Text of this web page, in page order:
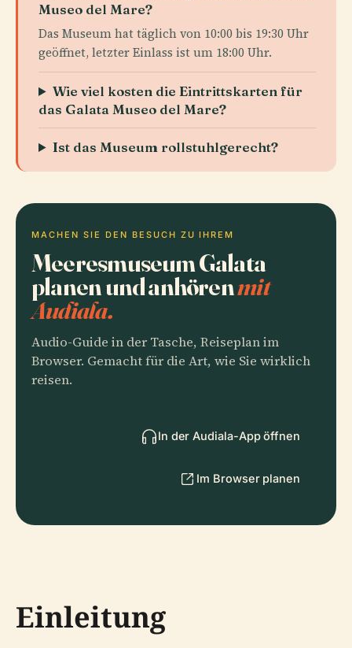
Museo del Mare?
Das Museum hat täglich von 10:00 bis 19:30 Uhr
geöffnet, letzter Einlass ist um 18:00 Uhr.
Wie viel kosten die Eintrittskarten für
das Galata Museo del Mare?
Ist das Museum rollstuhlgerecht?
MACHEN SIE DEN BESUCH ZU IHREM
Meeresmuseum Galata
planen und anhörenmit
Audiala.
Audio-Guide in der Tasche, Reiseplan im
Browser. Gemacht für die Art, wie Sie wirklich
reisen.
In der Audiala-App öffnen
Im Browser planen
Einleitung